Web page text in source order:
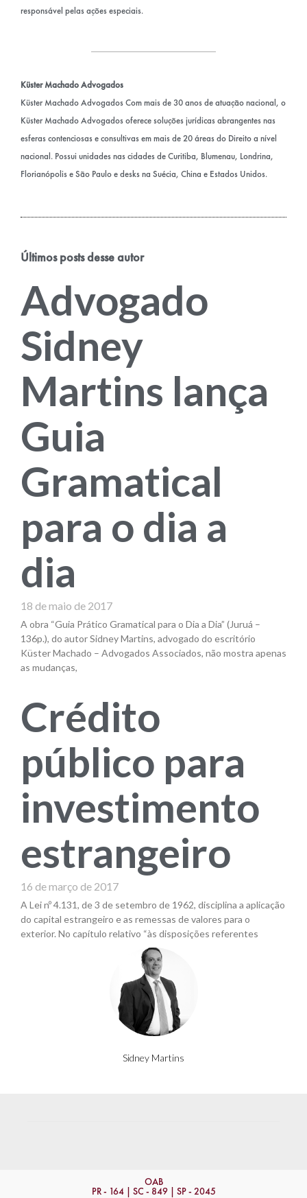
Sidney Martins
responsável pelas ações especiais.
Küster Machado Advogados
Küster Machado Advogados Com mais de 30 anos de atuação nacional, o
Küster Machado Advogados oferece soluções jurídicas abrangentes nas
esferas contenciosas e consultivas em mais de 20 áreas do Direito a nível
nacional. Possui unidades nas cidades de Curitiba, Blumenau, Londrina,
Florianópolis e São Paulo e desks na Suécia, China e Estados Unidos.
Últimos posts desse autor
Advogado
Sidney
Martins lança
Guia
Gramatical
para o dia a
dia
18 de maio de 2017
A obra “Guia Prático Gramatical para o Dia a Dia” (Juruá –
136p.), do autor Sidney Martins, advogado do escritório
Küster Machado – Advogados Associados, não mostra apenas
as mudanças,
Crédito
público para
investimento
estrangeiro
16 de março de 2017
A Lei nº 4.131, de 3 de setembro de 1962, disciplina a aplicação
do capital estrangeiro e as remessas de valores para o
exterior. No capítulo relativo “às disposições referentes
OAB
PR - 164 | SC - 849 | SP - 2045